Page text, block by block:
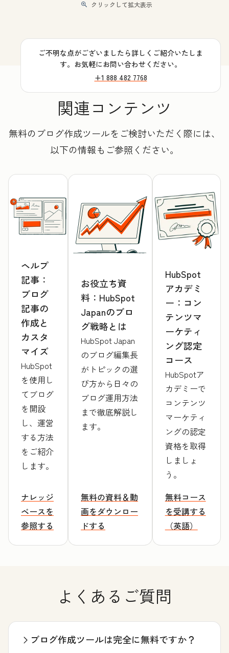
クリックして拡大表示
ご不明な点がございましたら詳しくご紹介いたしま
す。お気軽にお問い合わせください。
+1 888 482 7768
関連コンテンツ
無料のブログ作成ツールをご検討いただく際には、
以下の情報もご参照ください。
ヘルプ
記事：
ブログ
記事の
作成と
カスタ
マイズ
HubSpot
を使用し
てブログ
を開設
し、運営
する方法
をご紹介
します。
ナレッジ
ベースを
参照する
お役立ち資
料：HubSpot
Japanのブロ
グ戦略とは
HubSpot Japan
のブログ編集長
がトピックの選
び方から日々の
ブログ運用方法
まで徹底解説し
ます。
無料の資料＆動
画をダウンロー
ドする
HubSpot
アカデミ
ー：コン
テンツマ
ーケティ
ング認定
コース
HubSpotア
カデミーで
コンテンツ
マーケティ
ングの認定
資格を取得
しましょ
う。
無料コース
を受講する
（英語）
よくあるご質問
ブログ作成ツールは完全に無料ですか？